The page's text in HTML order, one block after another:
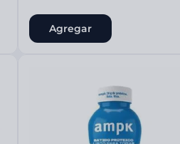
Agregar